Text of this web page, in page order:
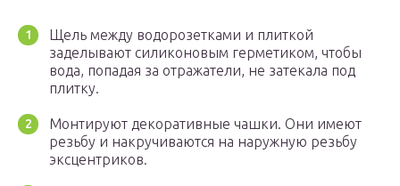
Щель между водорозетками и плиткой
заделывают силиконовым герметиком, чтобы
вода, попадая за отражатели, не затекала под
плитку.
Монтируют декоративные чашки. Они имеют
резьбу и накручиваются на наружную резьбу
эксцентриков.